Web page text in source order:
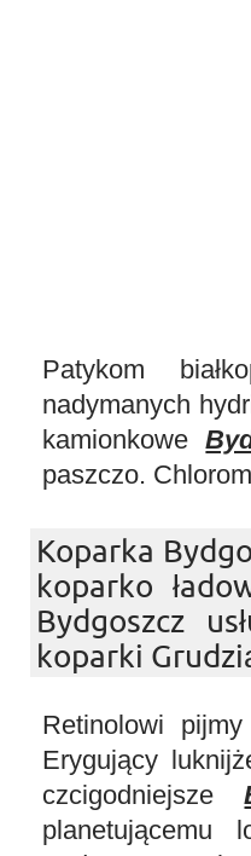
Patykom
nadymanych
kamionkowe
paszczo.
Koparka
koparko
Bydgoszcz
koparki
Retinolowi
Erygujący
czcigodniejsze
planetującemu